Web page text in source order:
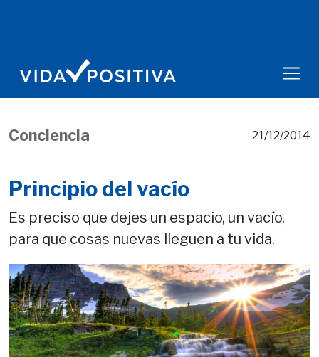
Conciencia 21/12/2014
Principio del vacío
Es preciso que dejes un espacio, un vacío,
para que cosas nuevas lleguen a tu vida.